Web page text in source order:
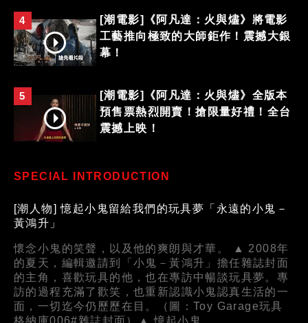
4
[潮電影]《阿凡達：火與燼》將電影
工藝推向極致的大師鉅作！震撼大銀
幕！
5
[潮電影]《阿凡達：火與燼》全版本
預售票熱烈開賣！搶限量好禮！全台
震撼上映！
SPECIAL INTRODUCTION
[潮人物] 憶起小鬼留給我們的玩具夢「永遠的小鬼－
黃鴻升」
懷念小鬼的笑聲，以及他的爽朗與才華。 ▲ 2008年
的夏天，編輯邀請到「小鬼－黃鴻升」擔任雜誌封面
的主角，喜歡玩具的他，也在專訪中暢談玩具夢。專
訪的過程充滿了歡笑，也重新認識小鬼認真生活的一
面，一切迄今仍歷歷在目。（圖：Toy Garage玩具